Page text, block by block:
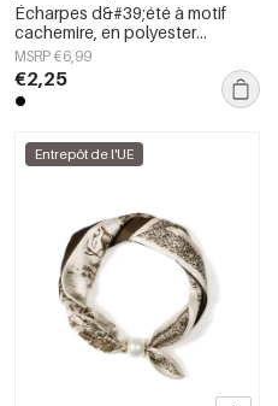
Écharpes d&#39;été à motif
cachemire, en polyester
décontracté, accessoires du
quotidien
MSRP €6,99
€2,25
Entrepôt de l'UE